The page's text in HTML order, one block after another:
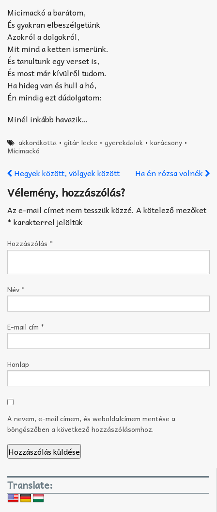
Micimackó a barátom,
És gyakran elbeszélgetünk
Azokról a dolgokról,
Mit mind a ketten ismerünk.
És tanultunk egy verset is,
És most már kívülről tudom.
Ha hideg van és hull a hó,
Én mindig ezt dúdolgatom:
Minél inkább havazik…
akkordkotta •gitár lecke •gyerekdalok •karácsony •
Micimackó
Hegyek között, völgyek között Ha én rózsa volnék
Vélemény, hozzászólás?
Az e-mail címet nem tesszük közzé. A kötelező mezőket
*karakterrel jelöltük
Hozzászólás *
Név *
E-mail cím *
Honlap
A nevem, e-mail címem, és weboldalcímem mentése a
böngészőben a következő hozzászólásomhoz.
Translate: